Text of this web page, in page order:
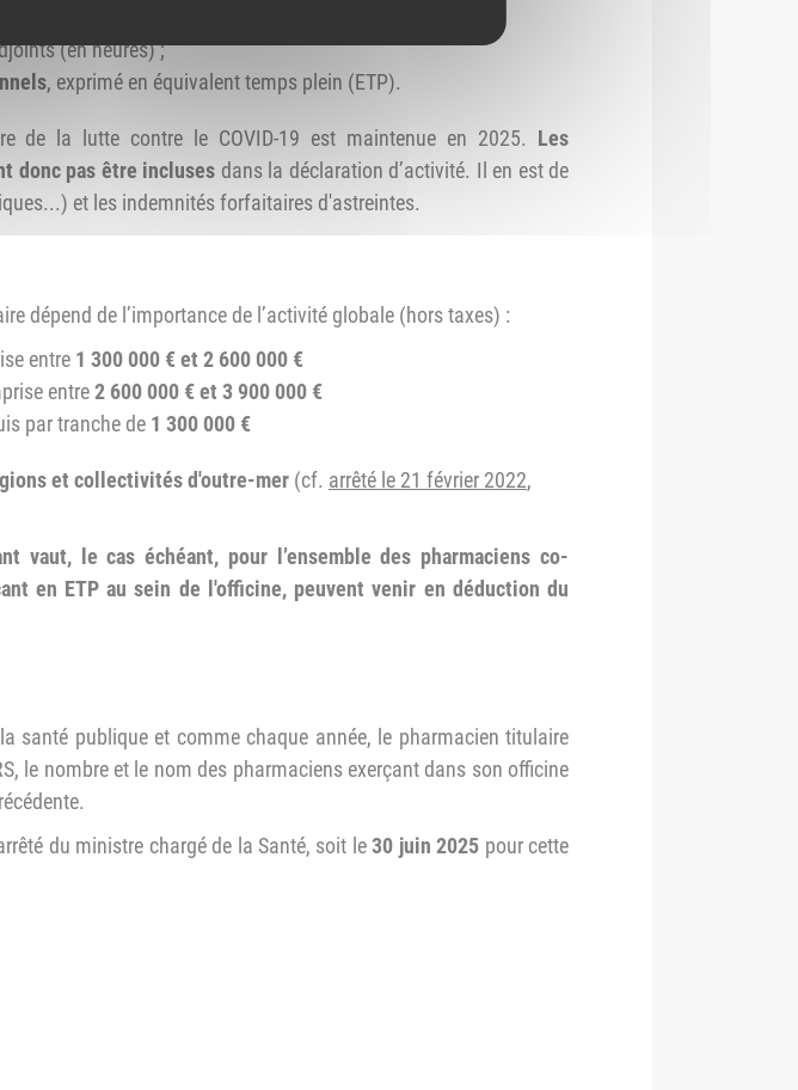
(en heures) ;
, exprimé en équivalent temps plein (ETP).
la lutte contre le COVID-19 est maintenue en 2025. Les
donc pas être incluses dans la déclaration d’activité. Il en est de
et les indemnités forfaitaires d'astreintes.
dépend de l’importance de l’activité globale (hors taxes) :
entre 1 300 000 € et 2 600 000 €
entre2 600 000 € et 3 900 000 €
par tranche de 1 300 000 €
et collectivités d'outre-mer (cf. arrêté le 21 février 2022,
vaut, le cas échéant, pour l’ensemble des pharmaciens co-
en ETP au sein de l'officine, peuvent venir en déduction du
santé publique et comme chaque année, le pharmacien titulaire
le nombre et le nom des pharmaciens exerçant dans son officine
du ministre chargé de la Santé, soit le30 juin 2025 pour cette